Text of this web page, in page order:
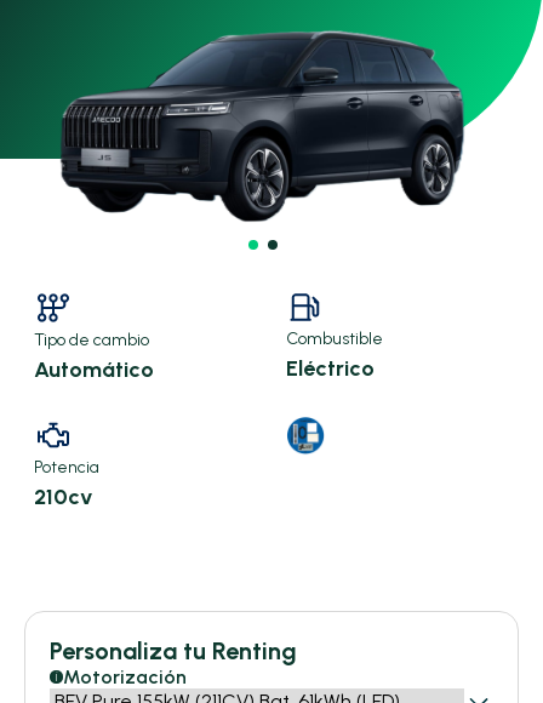
Tipo de cambio
Automático
Combustible
Eléctrico
Potencia
210cv
Personaliza tu Renting
i Motorización549,34 €/mes